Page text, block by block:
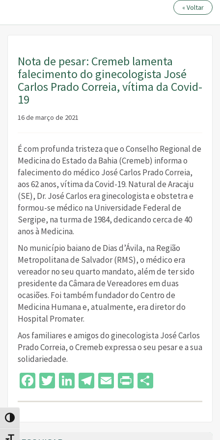
Alternar alto contraste
« Voltar
Nota de pesar: Cremeb lamenta
falecimento do ginecologista José
Carlos Prado Correia, vítima da Covid-
19
16 de março de 2021
É com profunda tristeza que o Conselho Regional de
Medicina do Estado da Bahia (Cremeb) informa o
falecimento do médico José Carlos Prado Correia,
aos 62 anos, vítima da Covid-19. Natural de Aracaju
(SE), Dr. José Carlos era ginecologista e obstetra e
formou-se médico na Universidade Federal de
Sergipe, na turma de 1984, dedicando cerca de 40
anos à Medicina.
No município baiano de Dias d’Ávila, na Região
Metropolitana de Salvador (RMS), o médico era
vereador no seu quarto mandato, além de ter sido
presidente da Câmara de Vereadores em duas
ocasiões. Foi também fundador do Centro de
Medicina Humana e, atualmente, era diretor do
Hospital Promater.
Aos familiares e amigos do ginecologista José Carlos
Prado Correia, o Cremeb expressa o seu pesar e a sua
solidariedade.
Facebook
Twitter
LinkedIn
Telegram
EmailPrint